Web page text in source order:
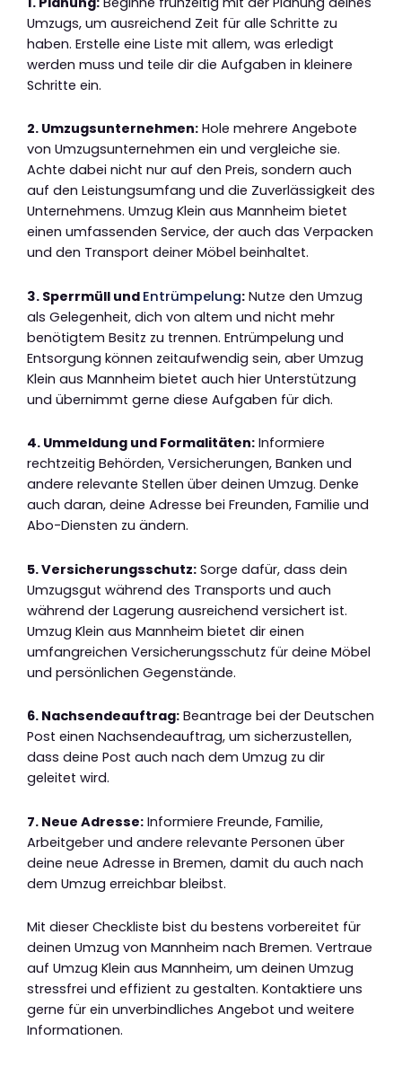
Umzugs, um ausreichend Zeit für alle Schritte zu
haben. Erstelle eine Liste mit allem, was erledigt
werden muss und teile dir die Aufgaben in kleinere
Schritte ein.
2. Umzugsunternehmen: Hole mehrere Angebote
von Umzugsunternehmen ein und vergleiche sie.
Achte dabei nicht nur auf den Preis, sondern auch
auf den Leistungsumfang und die Zuverlässigkeit des
Unternehmens. Umzug Klein aus Mannheim bietet
einen umfassenden Service, der auch das Verpacken
und den Transport deiner Möbel beinhaltet.
3. Sperrmüll und Entrümpelung: Nutze den Umzug
als Gelegenheit, dich von altem und nicht mehr
benötigtem Besitz zu trennen. Entrümpelung und
Entsorgung können zeitaufwendig sein, aber Umzug
Klein aus Mannheim bietet auch hier Unterstützung
und übernimmt gerne diese Aufgaben für dich.
4. Ummeldung und Formalitäten: Informiere
rechtzeitig Behörden, Versicherungen, Banken und
andere relevante Stellen über deinen Umzug. Denke
auch daran, deine Adresse bei Freunden, Familie und
Abo-Diensten zu ändern.
5. Versicherungsschutz: Sorge dafür, dass dein
Umzugsgut während des Transports und auch
während der Lagerung ausreichend versichert ist.
Umzug Klein aus Mannheim bietet dir einen
umfangreichen Versicherungsschutz für deine Möbel
und persönlichen Gegenstände.
6. Nachsendeauftrag: Beantrage bei der Deutschen
Post einen Nachsendeauftrag, um sicherzustellen,
dass deine Post auch nach dem Umzug zu dir
geleitet wird.
7. Neue Adresse: Informiere Freunde, Familie,
Arbeitgeber und andere relevante Personen über
deine neue Adresse in Bremen, damit du auch nach
dem Umzug erreichbar bleibst.
Mit dieser Checkliste bist du bestens vorbereitet für
deinen Umzug von Mannheim nach Bremen. Vertraue
auf Umzug Klein aus Mannheim, um deinen Umzug
stressfrei und effizient zu gestalten. Kontaktiere uns
gerne für ein unverbindliches Angebot und weitere
Informationen.